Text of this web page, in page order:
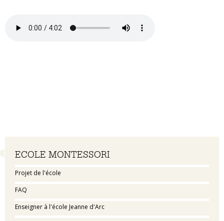
Navigation
ECOLE MONTESSORI
Projet de l'école
FAQ
Enseigner à l'école Jeanne d'Arc